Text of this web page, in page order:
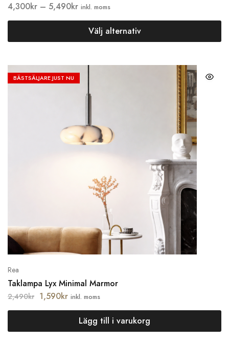
4,300kr – 5,490kr inkl. moms
Välj alternativ
BÄSTSÄLJARE JUST NU
Rea
Taklampa Lyx Minimal Marmor
2,490kr 1,590kr inkl. moms
Lägg till i varukorg